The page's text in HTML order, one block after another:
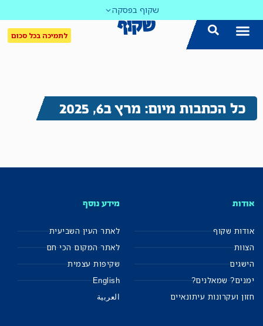
שקוף בפסקה
לתמיכה בכל סכום
כל הכתבות מיום: מרץ ב6, 2025
אודות
אודות שקוף
הצוות
הישגים
ימנים? שמאלנים?
חזון ועקרונות עיתונאיים
מידע נוסף
לאתר העין השביעית
לאתר המקום הכי חם
שקיפות עצמית
English
العربية